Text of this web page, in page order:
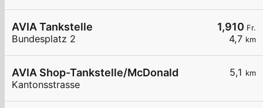
1,910 Fr.
4,7 km
AVIA Tankstelle
Bundesplatz 2
5,1 km
AVIA Shop-Tankstelle/McDonald
Kantonsstrasse